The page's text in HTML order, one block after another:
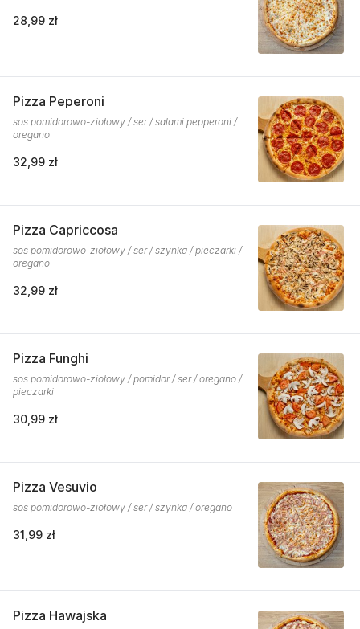
28,99 zł
Pizza Peperoni
sos pomidorowo-ziołowy / ser / salami pepperoni /
oregano
32,99 zł
Pizza Capriccosa
sos pomidorowo-ziołowy / ser / szynka / pieczarki /
oregano
32,99 zł
Pizza Funghi
sos pomidorowo-ziołowy / pomidor / ser / oregano /
pieczarki
30,99 zł
Pizza Vesuvio
sos pomidorowo-ziołowy / ser / szynka / oregano
31,99 zł
Pizza Hawajska